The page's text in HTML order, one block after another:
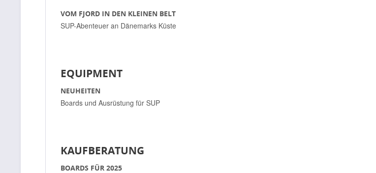
VOM FJORD IN DEN KLEINEN BELT
SUP-Abenteuer an Dänemarks Küste
EQUIPMENT
NEUHEITEN
Boards und Ausrüstung für SUP
KAUFBERATUNG
BOARDS FÜR 2025